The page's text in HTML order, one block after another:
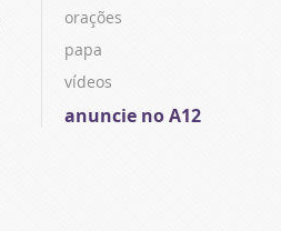
orações
papa
vídeos
anuncie no A12